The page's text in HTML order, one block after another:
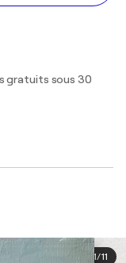
gratuits sous 30
1/11